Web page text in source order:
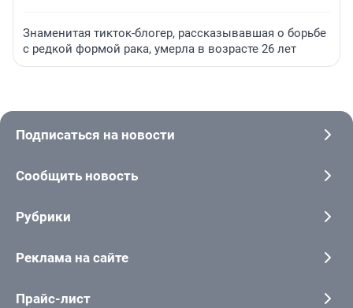
Знаменитая тикток-блогер, рассказывавшая о борьбе
с редкой формой рака, умерла в возрасте 26 лет
Подписаться на новости
Сообщить новость
Рубрики
Реклама на сайте
Прайс-лист